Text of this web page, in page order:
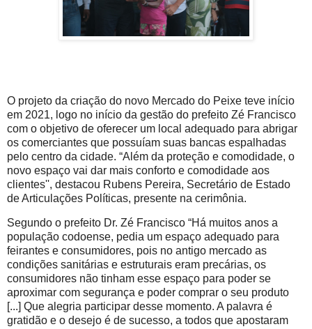
O projeto da criação do novo Mercado do Peixe teve início
em 2021, logo no início da gestão do prefeito Zé Francisco
com o objetivo de oferecer um local adequado para abrigar
os comerciantes que possuíam suas bancas espalhadas
pelo centro da cidade. “Além da proteção e comodidade, o
novo espaço vai dar mais conforto e comodidade aos
clientes'', destacou Rubens Pereira, Secretário de Estado
de Articulações Políticas, presente na cerimônia.
Segundo o prefeito Dr. Zé Francisco “Há muitos anos a
população codoense, pedia um espaço adequado para
feirantes e consumidores, pois no antigo mercado as
condições sanitárias e estruturais eram precárias, os
consumidores não tinham esse espaço para poder se
aproximar com segurança e poder comprar o seu produto
[...] Que alegria participar desse momento. A palavra é
gratidão e o desejo é de sucesso, a todos que apostaram